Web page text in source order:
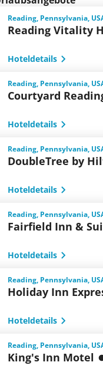
Reading, Pennsylvania,
Reading Vitality
Hoteldetails
Reading, Pennsylvania,
Courtyard
Hoteldetails
Reading, Pennsylvania,
DoubleTree by
Hoteldetails
Reading, Pennsylvania,
Fairfield Inn &
Hoteldetails
Reading, Pennsylvania,
Holiday Inn
Hoteldetails
Reading, Pennsylvania,
King's Inn Motel